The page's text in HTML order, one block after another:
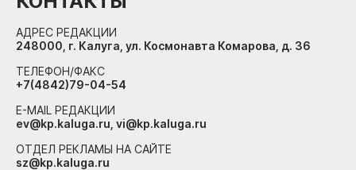
АДРЕС РЕДАКЦИИ
248000, г. Калуга, ул. Космонавта Комарова, д. 36
ТЕЛЕФОН/ФАКС
+7(4842)79-04-54
E-MAIL РЕДАКЦИИ
ev@kp.kaluga.ru, vi@kp.kaluga.ru
ОТДЕЛ РЕКЛАМЫ НА САЙТЕ
sz@kp.kaluga.ru